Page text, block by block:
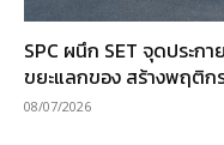
SPC ผนึก SET จุดประ
ขยะแลกของ สร้างพฤติก
08/07/2026